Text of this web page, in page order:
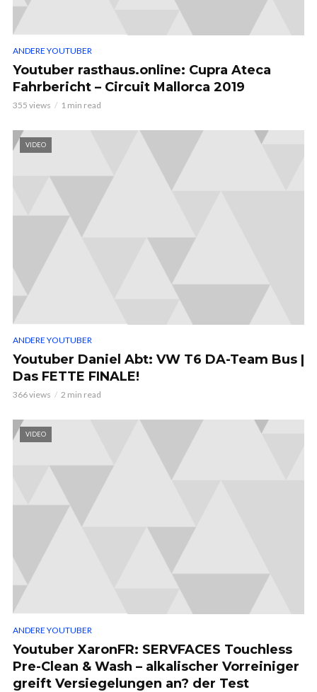
ANDERE YOUTUBER
Youtuber rasthaus.online: Cupra Ateca
Fahrbericht – Circuit Mallorca 2019
355 views 1 min read
VIDEO
ANDERE YOUTUBER
Youtuber Daniel Abt: VW T6 DA-Team Bus |
Das FETTE FINALE!
366 views 2 min read
VIDEO
ANDERE YOUTUBER
Youtuber XaronFR: SERVFACES Touchless
Pre-Clean & Wash – alkalischer Vorreiniger
greift Versiegelungen an? der Test